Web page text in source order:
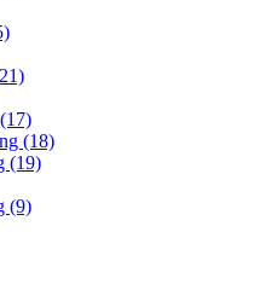
(17)
(18)
(19)
(9)